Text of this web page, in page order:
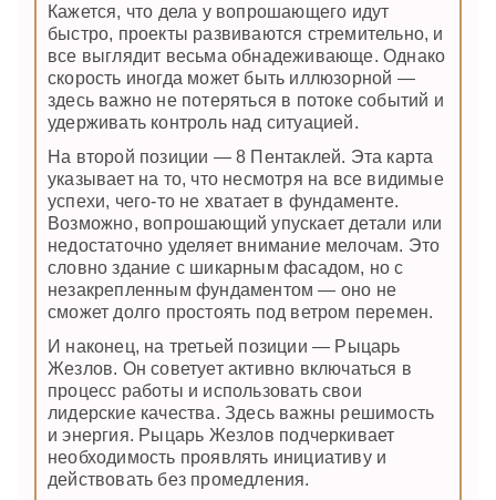
Кажется, что дела у вопрошающего идут
быстро, проекты развиваются стремительно, и
все выглядит весьма обнадеживающе. Однако
скорость иногда может быть иллюзорной —
здесь важно не потеряться в потоке событий и
удерживать контроль над ситуацией.
На второй позиции — 8 Пентаклей. Эта карта
указывает на то, что несмотря на все видимые
успехи, чего-то не хватает в фундаменте.
Возможно, вопрошающий упускает детали или
недостаточно уделяет внимание мелочам. Это
словно здание с шикарным фасадом, но с
незакрепленным фундаментом — оно не
сможет долго простоять под ветром перемен.
И наконец, на третьей позиции — Рыцарь
Жезлов. Он советует активно включаться в
процесс работы и использовать свои
лидерские качества. Здесь важны решимость
и энергия. Рыцарь Жезлов подчеркивает
необходимость проявлять инициативу и
действовать без промедления.